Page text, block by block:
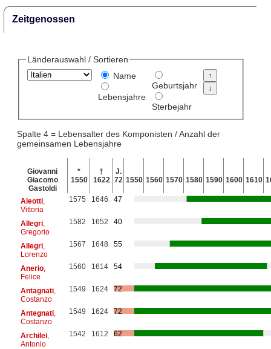
Zeitgenossen
Länderauswahl / Sortieren
Name
Lebensjahre
Geburtsjahr
Sterbejahr
Spalte 4 = Lebensalter des Komponisten / Anzahl der
gemeinsamen Lebensjahre
Giovanni
Giacomo
Gastoldi
*
1550
†
1622
J.
72 1550 1560 1570 1580 1590 1600 1610
Aleotti,
Vittoria
1575 1646 47
Allegri,
Gregorio
1582 1652 40
Allegri,
Lorenzo
1567 1648 55
Anerio,
Felice
1560 1614 54
Antagnati,
Costanzo
1549 1624 72
Antegnati,
Costanzo
1549 1624 72
Archilei,
Antonio
1542 1612 62